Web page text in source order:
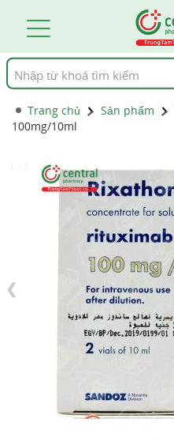
Tìm
kiếm
Trang chủ Sản phẩm
100mg/10ml
❮